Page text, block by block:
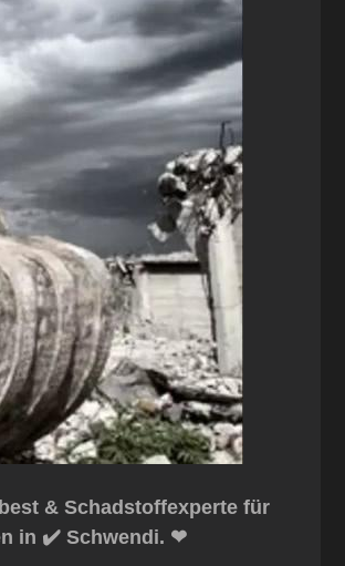
& Schadstoffexperte für
in ✔️ Schwendi. ❤